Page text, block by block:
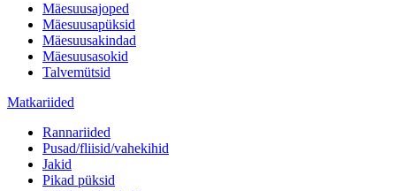
Mäesuusajoped
Mäesuusapüksid
Mäesuusakindad
Mäesuusasokid
Talvemütsid
Matkariided
Rannariided
Pusad/fliisid/vahekihid
Jakid
Pikad püksid